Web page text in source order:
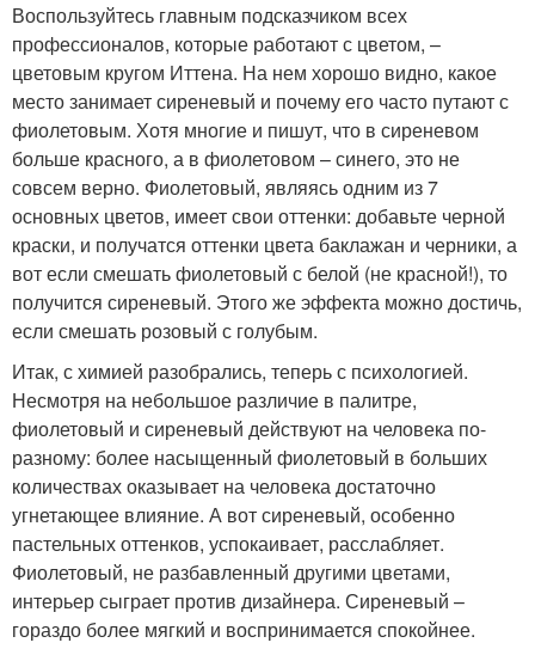
Воспользуйтесь главным подсказчиком всех
профессионалов, которые работают с цветом, –
цветовым кругом Иттена. На нем хорошо видно, какое
место занимает сиреневый и почему его часто путают с
фиолетовым. Хотя многие и пишут, что в сиреневом
больше красного, а в фиолетовом – синего, это не
совсем верно. Фиолетовый, являясь одним из 7
основных цветов, имеет свои оттенки: добавьте черной
краски, и получатся оттенки цвета баклажан и черники, а
вот если смешать фиолетовый с белой (не красной!), то
получится сиреневый. Этого же эффекта можно достичь,
если смешать розовый с голубым.
Итак, с химией разобрались, теперь с психологией.
Несмотря на небольшое различие в палитре,
фиолетовый и сиреневый действуют на человека по-
разному: более насыщенный фиолетовый в больших
количествах оказывает на человека достаточно
угнетающее влияние. А вот сиреневый, особенно
пастельных оттенков, успокаивает, расслабляет.
Фиолетовый, не разбавленный другими цветами,
интерьер сыграет против дизайнера. Сиреневый –
гораздо более мягкий и воспринимается спокойнее.